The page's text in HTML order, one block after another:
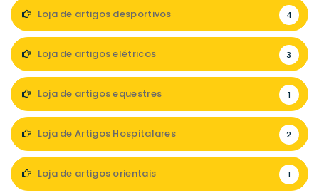
Loja de artigos desportivos 4
Loja de artigos elétricos 3
Loja de artigos equestres 1
Loja de Artigos Hospitalares 2
Loja de artigos orientais 1